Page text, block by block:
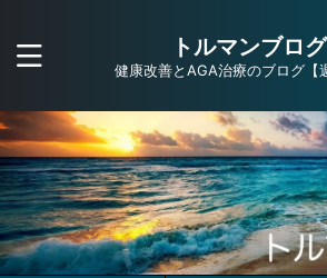
トルマンブログ
健康改善とAGA治療のブログ【